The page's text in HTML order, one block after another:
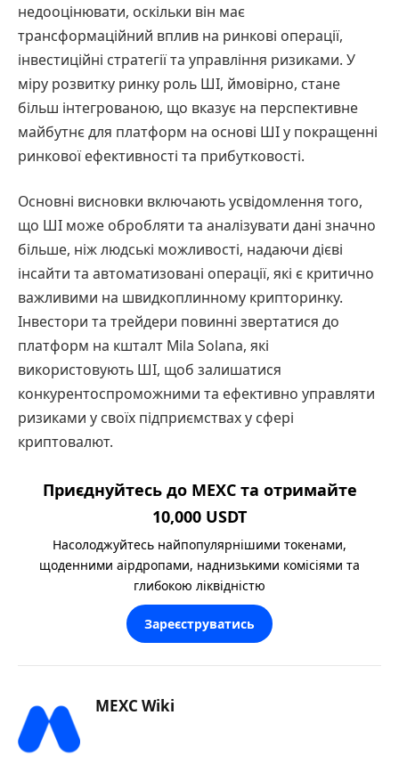
недооцінювати, оскільки він має
трансформаційний вплив на ринкові операції,
інвестиційні стратегії та управління ризиками. У
міру розвитку ринку роль ШІ, ймовірно, стане
більш інтегрованою, що вказує на перспективне
майбутнє для платформ на основі ШІ у покращенні
ринкової ефективності та прибутковості.
Основні висновки включають усвідомлення того,
що ШІ може обробляти та аналізувати дані значно
більше, ніж людські можливості, надаючи дієві
інсайти та автоматизовані операції, які є критично
важливими на швидкоплинному крипторинку.
Інвестори та трейдери повинні звертатися до
платформ на кшталт Mila Solana, які
використовують ШІ, щоб залишатися
конкурентоспроможними та ефективно управляти
ризиками у своїх підприємствах у сфері
криптовалют.
Приєднуйтесь до MEXC та отримайте
10,000 USDT
Насолоджуйтесь найпопулярнішими токенами,
щоденними аірдропами, наднизькими комісіями та
глибокою ліквідністю
Зареєструватись
MEXC Wiki